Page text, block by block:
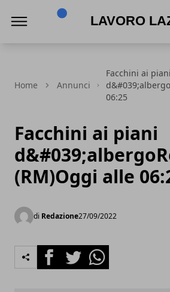
Home Annunci
Facchini ai piani
06:25
Facchini ai piani
(RM)Oggi alle
di Redazione27/09/2022
FacebookTwitterWhatsapp